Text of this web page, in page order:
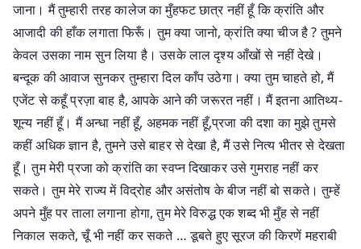
जाना। मैं तुम्हारी तरह कालेज का मुँहफट छात्र नहीं हूँ कि क्रांति और
आजादी की हाँक लगाता फिरूँ। तुम क्या जानो, क्रांति क्या चीज है ? तुमने
केवल उसका नाम सुन लिया है। उसके लाल दृश्य आँखों से नहीं देखे।
बन्दूक की आवाज सुनकर तुम्हारा दिल काँप उठेगा। क्या तुम चाहते हो, मैं
एजेंट से कहूँ प्रज़ा बाह है, आपके आने की जरूरत नहीं। मैं इतना आतिथ्य-
शून्य नहीं हूँ। मैं अन्धा नहीं हूँ, अहमक नहीं हूँ,प्रजा की दशा का मुझे तुमसे
कहीं अधिक ज्ञान है, तुमने उसे बाहर से देखा है, मैं उसे नित्य भीतर से देखता
हूँ। तुम मेरी प्रजा को क्रांति का स्वप्न दिखाकर उसे गुमराह नहीं कर
सकते। तुम मेरे राज्य में विद्रोह और असंतोष के बीज नहीं बो सकते। तुम्हें
अपने मुँह पर ताला लगाना होगा, तुम मेरे विरुद्ध एक शब्द भी मुँह से नहीं
निकाल सकते, चूँ भी नहीं कर सकते … डूबते हुए सूरज की किरणें महराबी